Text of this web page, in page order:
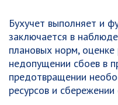
Бухучет выполняет и
заключается в
плановых норм, оценке
недопущении сбоев в
предотвращении
ресурсов и сбережении